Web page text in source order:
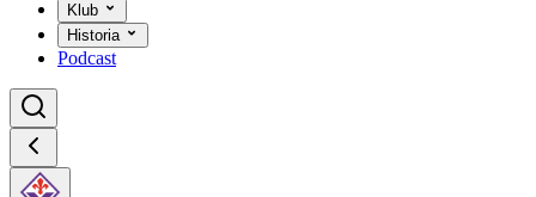
Klub
Historia
Podcast